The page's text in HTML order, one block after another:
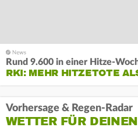
Rund 9.600 in einer Hitze-
RKI: MEHR HITZETOTE
Vorhersage & Regen-Radar
WETTER FÜR